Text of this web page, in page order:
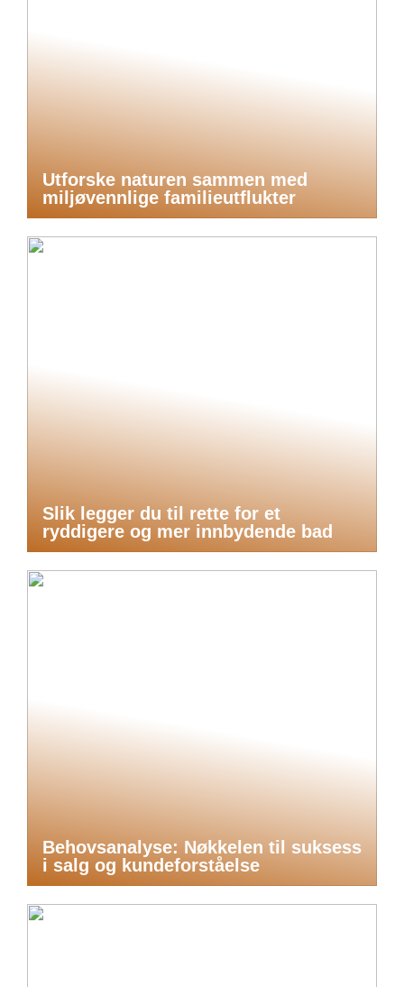
Utforske naturen sammen med
miljøvennlige familieutflukter
Slik legger du til rette for et
ryddigere og mer innbydende bad
Behovsanalyse: Nøkkelen til suksess
i salg og kundeforståelse